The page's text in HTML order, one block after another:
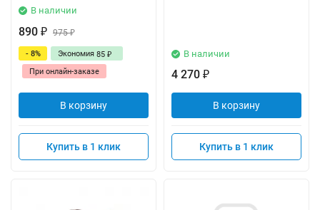
В наличии
890 ₽ 975₽
- 8% Экономия 85 ₽
При онлайн-заказе
В корзину
Купить в 1 клик
В наличии
4 270 ₽
В корзину
Купить в 1 клик